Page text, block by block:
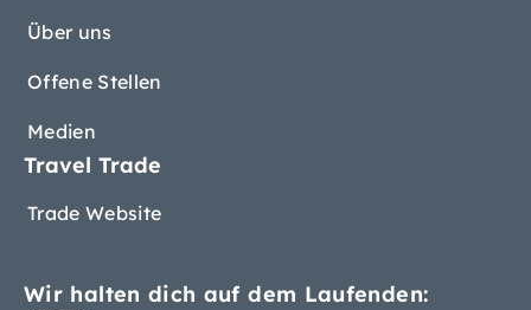
Über uns
Offene Stellen
Medien
Travel Trade
Trade Website
Wir halten dich auf dem Laufenden: